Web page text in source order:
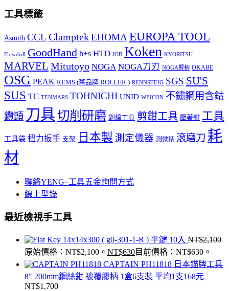
工具標籤
Asmith CCL ClamptekEHOMA EUROPA TOOL
Flowdrill GoodHand h+s HTD JOB Koken KYORITSU
MARVEL Mitutoyo NOGA NOGA刀刃 NOGA握柄 OKABE
OSG PEAK REMS (舊品牌 ROLLER ) RENNSTEIG SGS SU'S
SUS TC TENMARS TOHNICHI UNID WEICON 不鏽鋼用含鈷
鑽頭 刀具切削研磨 剝線工具 剪鉗工具 壓著鉗 工具
工具袋 扭力扳手 支架 日本製 測定儀器 測微錶 滾磨刀 耗
材
聯絡YENG–工具五金詢問方式
線上型錄
最近檢視手工具
14x14x300 ( g0-301-1-R ) 平鍵 10入 NT$2,100
原始價格：NT$2,100。 NT$630目前價格：NT$630。
CAPTAIN PH11818 日本錨牌工具
8" 200mm鋼絲鉗 被覆膠柄 1盒6支裝 平均1支168元
NT$1,700